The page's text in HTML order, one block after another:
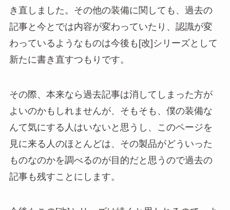
き直しました。その他の装備に関しても、過去の
記事と今とでは内容が変わっていたり、認識が変
わっているようなものは今後も[改]シリーズとして
新たに書き直すつもりです。
その際、本来なら過去記事は消してしまった方が
よいのかもしれませんが、そもそも、僕の装備な
んて気にする人はいないと思うし、このページを
見に来る人のほとんどは、その製品がどういった
ものなのかを調べるのが目的だと思うので過去の
記事も残すことにします。